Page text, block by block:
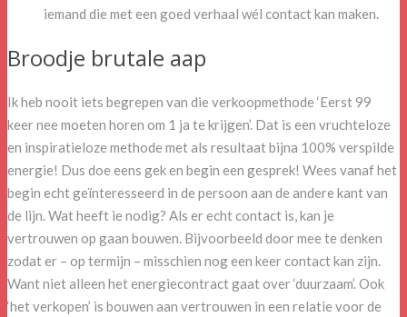
iemand die met een goed verhaal wél contact kan maken.
Broodje brutale aap
Ik heb nooit iets begrepen van die verkoopmethode ‘Eerst 99
keer nee moeten horen om 1 ja te krijgen’. Dat is een vruchteloze
en inspiratieloze methode met als resultaat bijna 100% verspilde
energie! Dus doe eens gek en begin een gesprek! Wees vanaf het
begin echt geïnteresseerd in de persoon aan de andere kant van
de lijn. Wat heeft ie nodig? Als er echt contact is, kan je
vertrouwen op gaan bouwen. Bijvoorbeeld door mee te denken
zodat er – op termijn – misschien nog een keer contact kan zijn.
Want niet alleen het energiecontract gaat over ‘duurzaam’. Ook
‘het verkopen’ is bouwen aan vertrouwen in een relatie voor de